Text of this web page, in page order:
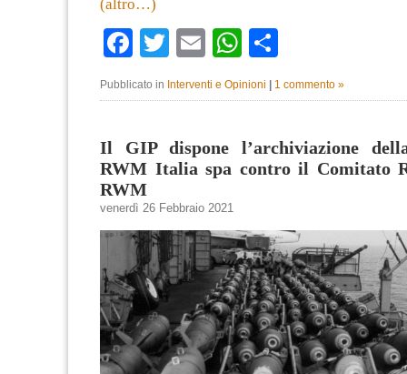
(altro…)
Facebook
TwitterEmailWhatsApp
Pubblicato in Interventi e Opinioni | 1 commento »
Il GIP dispone l’archiviazione
RWM Italia spa contro il Comitato
RWM
venerdì 26 Febbraio 2021